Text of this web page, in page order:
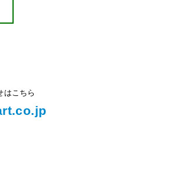
はこちら